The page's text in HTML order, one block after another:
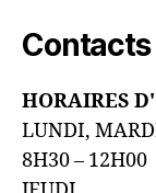
Contacts
HORAIRES
LUNDI,
8H30 – 12H00